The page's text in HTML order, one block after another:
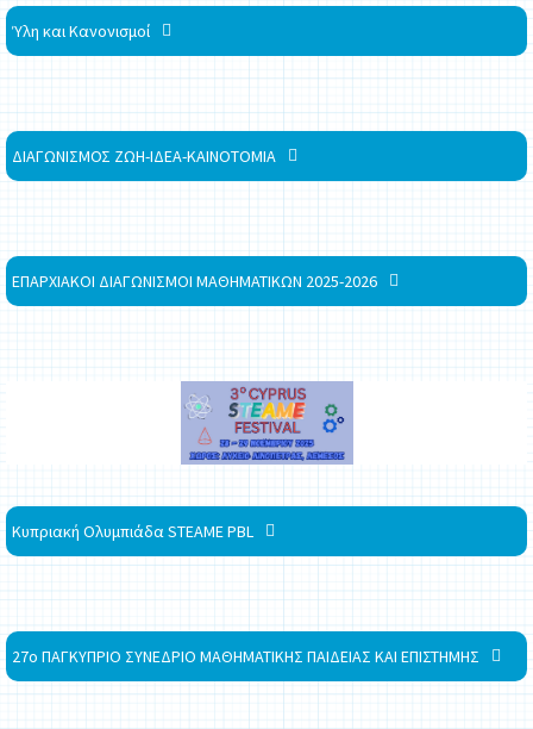
Ύλη και Κανονισμοί
ΔΙΑΓΩΝΙΣΜΟΣ ΖΩΗ-ΙΔΕΑ-ΚΑΙΝΟΤΟΜΙΑ
ΕΠΑΡΧΙΑΚΟΙ ΔΙΑΓΩΝΙΣΜΟΙ ΜΑΘΗΜΑΤΙΚΩΝ 2025-2026
Κυπριακή Ολυμπιάδα STEAME PBL
27ο ΠΑΓΚΥΠΡΙΟ ΣΥΝΕΔΡΙΟ ΜΑΘΗΜΑΤΙΚΗΣ ΠΑΙΔΕΙΑΣ ΚΑΙ ΕΠΙΣΤΗΜΗΣ